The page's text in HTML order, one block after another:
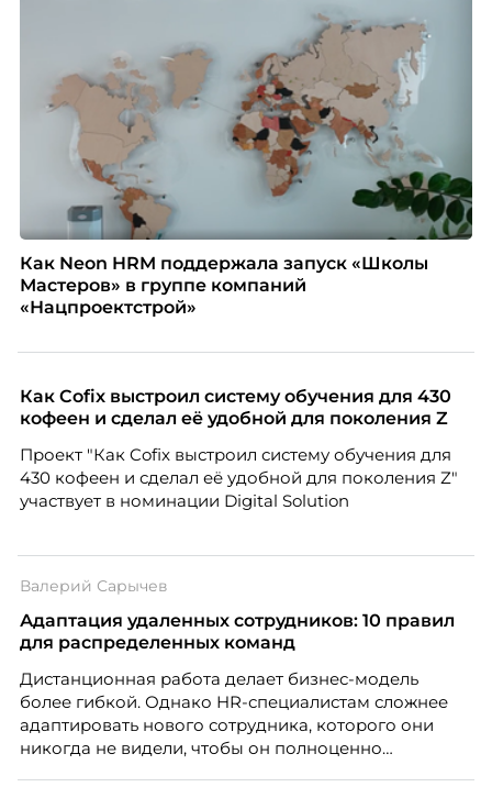
Как Neon HRM поддержала запуск «Школы
Мастеров» в группе компаний
«Нацпроектстрой»
Как Cofix выстроил систему обучения для 430
кофеен и сделал её удобной для поколения Z
Проект "Как Cofix выстроил систему обучения для
430 кофеен и сделал её удобной для поколения Z"
участвует в номинации Digital Solution
Валерий Сарычев
Адаптация удаленных сотрудников: 10 правил
для распределенных команд
Дистанционная работа делает бизнес-модель
более гибкой. Однако HR-специалистам сложнее
адаптировать нового сотрудника, которого они
никогда не видели, чтобы он полноценно